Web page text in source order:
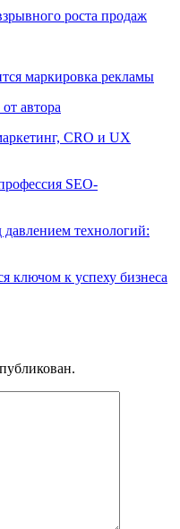
роста продаж
маркировка рекламы
автора
CRO и UX
SEO-
технологий:
ключом к успеху бизнеса